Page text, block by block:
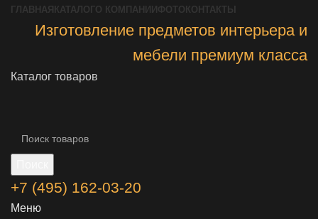
ГЛАВНАЯ КАТАЛОГО КОМПАНИИ ФОТО КОНТАКТЫ
Изготовление предметов интерьера и
мебели премиум класса
Каталог товаров
+7 (495) 162-03-20
Меню